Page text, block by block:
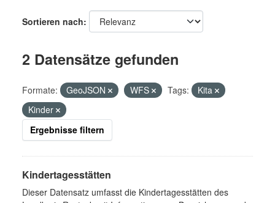
Sortieren nach
2 Datensätze gefunden
Formate: GeoJSON WFS Tags:
Kita
Kinder
Ergebnisse filtern
Kindertagesstätten
Dieser Datensatz umfasst die Kindertagesstätten des